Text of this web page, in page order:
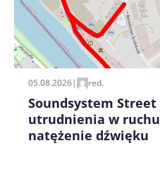
Zapamiętaj moje
pisania kolejnych
05.08.2026| red.
Soundsystem Street
utrudnienia w
natężenie dźwięku